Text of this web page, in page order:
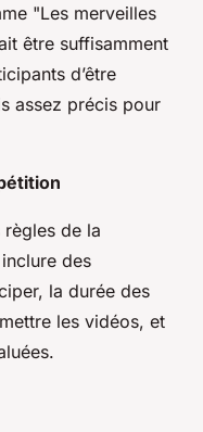
"Les merveilles
être suffisamment
d’être
assez précis pour
de la
des
la durée des
les vidéos, et